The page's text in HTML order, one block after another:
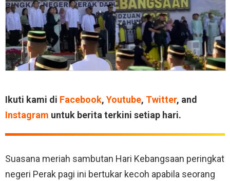
Ikuti kami di Facebook, Youtube, Twitter, and
Instagram untuk berita terkini setiap hari.
Suasana meriah sambutan Hari Kebangsaan peringkat
negeri Perak pagi ini bertukar kecoh apabila seorang